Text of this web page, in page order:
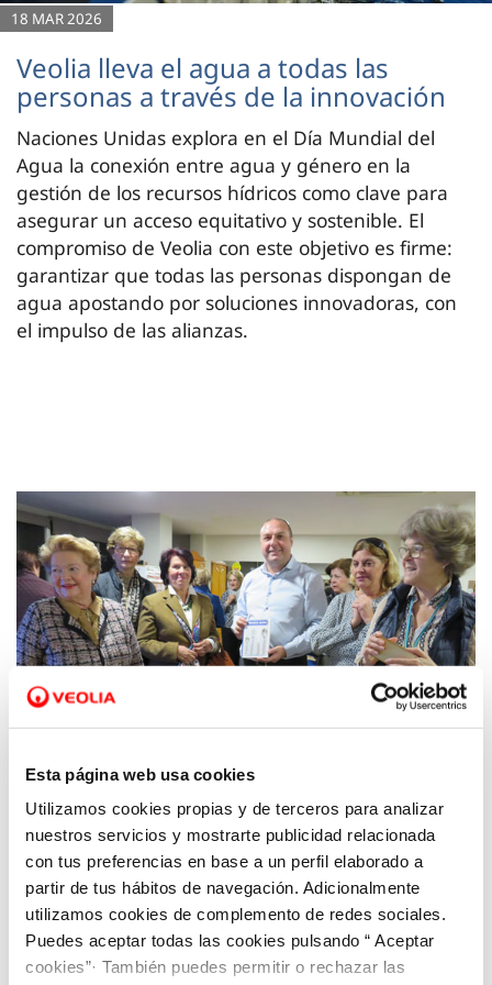
Esta página web usa cookies
Utilizamos cookies propias y de terceros para analizar
nuestros servicios y mostrarte publicidad relacionada
con tus preferencias en base a un perfil elaborado a
partir de tus hábitos de navegación. Adicionalmente
utilizamos cookies de complemento de redes sociales.
Puedes aceptar todas las cookies pulsando “ Aceptar
cookies”· También puedes permitir o rechazar las
18 MAR 2026
Veolia lleva el agua a todas las
personas a través de la innovación
Naciones Unidas explora en el Día Mundial del
Agua la conexión entre agua y género en la
gestión de los recursos hídricos como clave para
asegurar un acceso equitativo y sostenible. El
compromiso de Veolia con este objetivo es firme:
garantizar que todas las personas dispongan de
agua apostando por soluciones innovadoras, con
el impulso de las alianzas.
06 FEB 2020
El gerente de Hidrogea se reúne con las
Amas de Casa de Cartagena para explicarles
el funcionamiento del servicio y el recibo del
agua